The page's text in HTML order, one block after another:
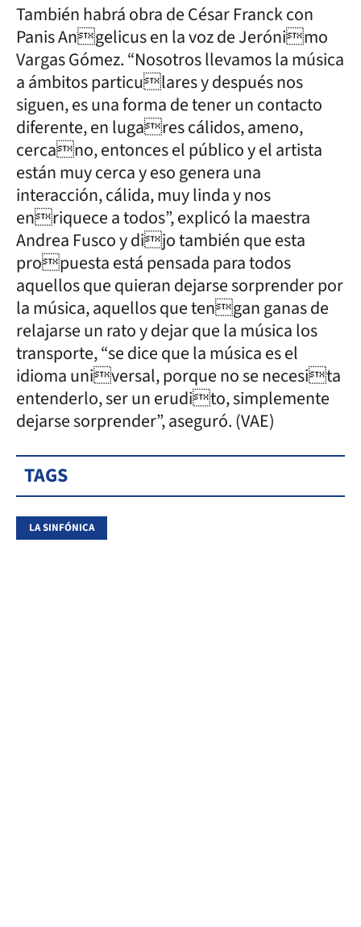
También habrá obra de César Franck con
Panis Angelicus en la voz de Jerónimo
Vargas Gómez. “Nosotros llevamos la música
a ámbitos particulares y después nos
siguen, es una forma de tener un contacto
diferente, en lugares cálidos, ameno,
cercano, entonces el público y el artista
están muy cerca y eso genera una
interacción, cálida, muy linda y nos
enriquece a todos”, explicó la maestra
Andrea Fusco y dijo también que esta
propuesta está pensada para todos
aquellos que quieran dejarse sorprender por
la música, aquellos que tengan ganas de
relajarse un rato y dejar que la música los
transporte, “se dice que la música es el
idioma universal, porque no se necesita
entenderlo, ser un erudito, simplemente
dejarse sorprender”, aseguró. (VAE)
TAGS
LA SINFÓNICA